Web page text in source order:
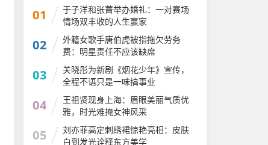
01
于子洋和张蔷举办婚礼：一对赛场
情场双丰收的人生赢家​
02
外籍女歌手唐伯虎被指拖欠劳务
费：明星责任不应该缺席​
03
关晓彤为新剧《烟花少年》宣传，
全程不语只是一味搞事业
04
王祖贤现身上海：眉眼美丽气质优
雅，时光难掩女神风采
05
​刘亦菲高定刺绣裙惊艳亮相：皮肤
白到发光诠释东方美学​